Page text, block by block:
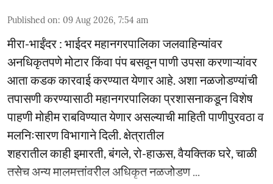
Published on: 09 Aug 2026, 7:54 am
मीरा-भाईंदर : भाईदर महानगरपालिका जलवाहिन्यांवर
अनधिकृतपणे मोटार किंवा पंप बसवून पाणी उपसा करणाऱ्यांवर
आता कडक कारवाई करण्यात येणार आहे. अशा नळजोडण्यांची
तपासणी करण्यासाठी महानगरपालिका प्रशासनाकडून विशेष
पाहणी मोहीम राबविण्यात येणार असल्याची माहिती पाणीपुरवठा व
मलनिःसारण विभागाने दिली. क्षेत्रातील
शहरातील काही इमारती, बंगले, रो-हाऊस, वैयक्तिक घरे, चाळी
तसेच अन्य मालमत्तांवरील अधिकृत नळजोडण ...